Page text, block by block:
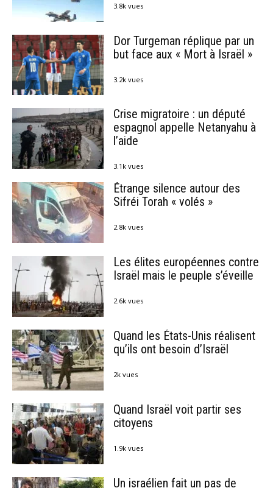
3.8k vues
Dor Turgeman réplique par un
but face aux « Mort à Israël »
3.2k vues
Crise migratoire : un député
espagnol appelle Netanyahu à
l’aide
3.1k vues
Étrange silence autour des
Sifréi Torah « volés »
2.8k vues
Les élites européennes contre
Israël mais le peuple s’éveille
2.6k vues
Quand les États-Unis réalisent
qu’ils ont besoin d’Israël
2k vues
Quand Israël voit partir ses
citoyens
1.9k vues
Un israélien fait un pas de